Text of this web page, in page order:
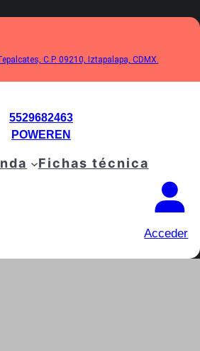
C.P. 09210, Iztapalapa, CDMX.
5529682463
POWEREN
Fichas técnica
Acceder